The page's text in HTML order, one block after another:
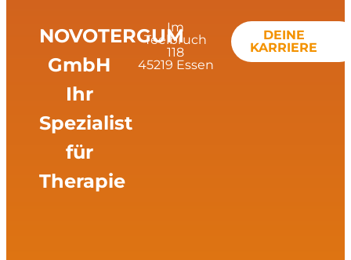
NOVOTERGUM
GmbH
Ihr
Spezialist
für
Therapie
Im
Teelbruch
118
45219 Essen
DEINE
KARRIERE